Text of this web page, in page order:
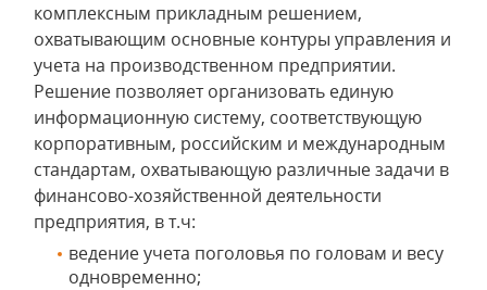
комплексным прикладным решением,
охватывающим основные контуры управления и
учета на производственном предприятии.
Решение позволяет организовать единую
информационную систему, соответствующую
корпоративным, российским и международным
стандартам, охватывающую различные задачи в
финансово-хозяйственной деятельности
предприятия, в т.ч:
ведение учета поголовья по головам и весу
одновременно;